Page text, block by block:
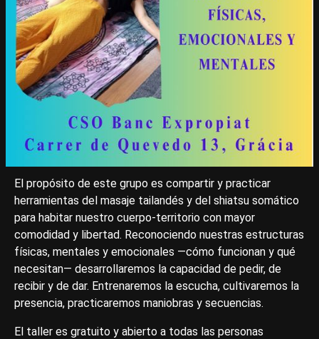
El propósito de este grupo es compartir y practicar
herramientas del masaje tailandés y del shiatsu somático
para habitar nuestro cuerpo-territorio con mayor
comodidad y libertad. Reconociendo nuestras estructuras
físicas, mentales y emocionales —cómo funcionan y qué
necesitan— desarrollaremos la capacidad de pedir, de
recibir y de dar. Entrenaremos la escucha, cultivaremos la
presencia, practicaremos maniobras y secuencias.
El taller es gratuito y abierto a todas las personas